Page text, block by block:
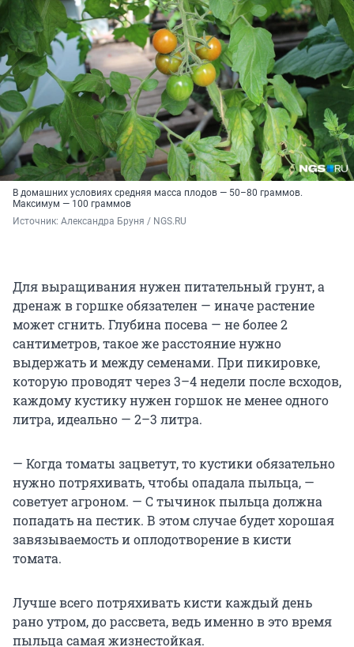
В домашних условиях средняя масса плодов — 50–80 граммов.
Максимум — 100 граммов
Источник: Александра Бруня / NGS.RU
Для выращивания нужен питательный грунт, а
дренаж в горшке обязателен — иначе растение
может сгнить. Глубина посева — не более 2
сантиметров, такое же расстояние нужно
выдержать и между семенами. При пикировке,
которую проводят через 3–4 недели после всходов,
каждому кустику нужен горшок не менее одного
литра, идеально — 2–3 литра.
— Когда томаты зацветут, то кустики обязательно
нужно потряхивать, чтобы опадала пыльца, —
советует агроном. — С тычинок пыльца должна
попадать на пестик. В этом случае будет хорошая
завязываемость и оплодотворение в кисти
томата.
Лучше всего потряхивать кисти каждый день
рано утром, до рассвета, ведь именно в это время
пыльца самая жизнестойкая.